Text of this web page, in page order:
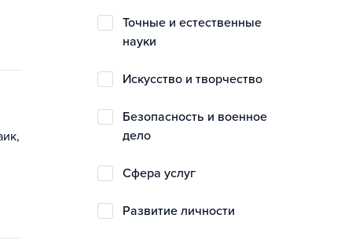
точные и естественные
науки
искусство и творчество
безопасность и военное
дело
сфера услуг
развитие личности